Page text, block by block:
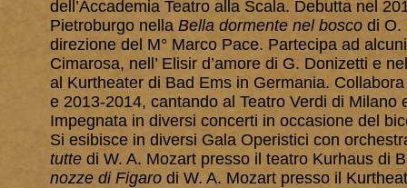
dell’Accademia Teatro alla Scala. Debutta nel
Pietroburgo nella Bella dormente nel bosco di O.
direzione del M° Marco Pace. Partecipa ad
Cimarosa, nell’ Elisir d’amore di G. Donizetti e
al Kurtheater di Bad Ems in Germania. Collabora
e 2013-2014, cantando al Teatro Verdi di
Impegnata in diversi concerti in occasione del
Si esibisce in diversi Gala Operistici con
tutte di W. A. Mozart presso il teatro Kurhaus di
nozze di Figaro di W. A. Mozart presso il